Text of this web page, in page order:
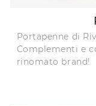
Portapenne di
Complementi e
rinomato brand!